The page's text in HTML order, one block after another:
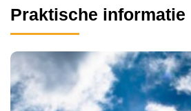
Praktische informatie